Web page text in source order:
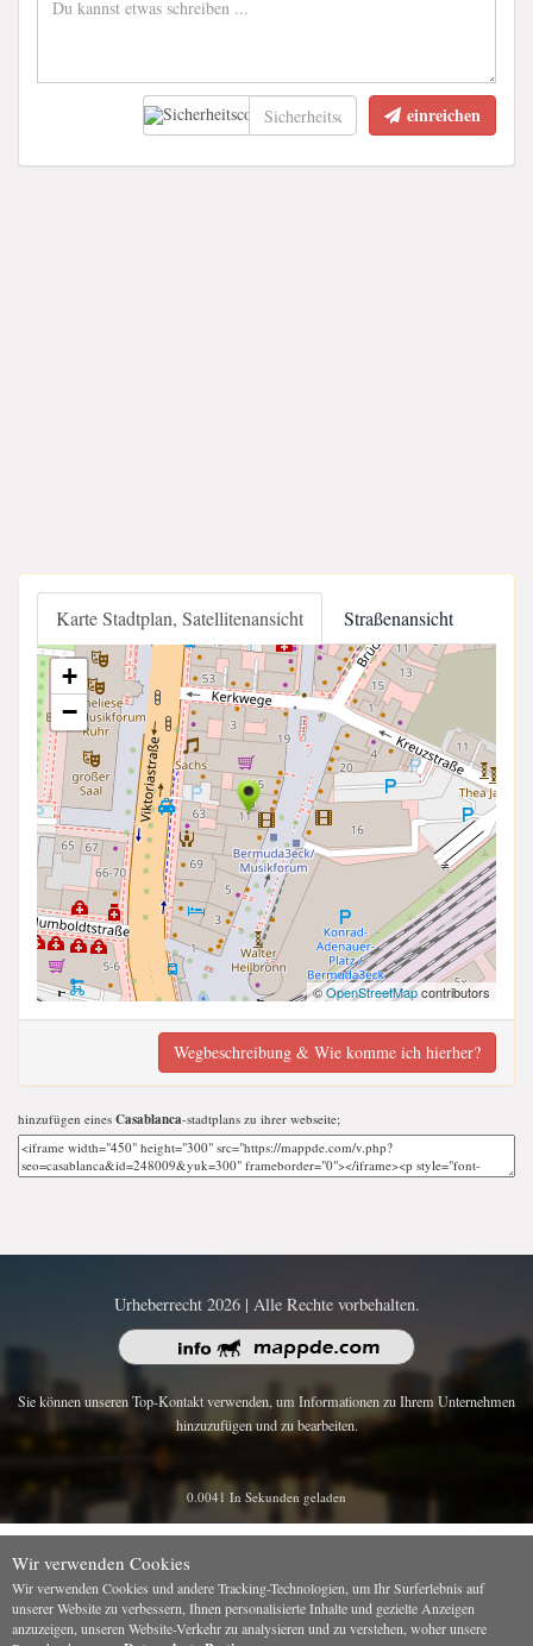
einreichen
Karte Stadtplan, Satellitenansicht Straßenansicht
+
−
©OpenStreetMapcontributors
Wegbeschreibung & Wie komme ich hierher?
hinzufügen eines Casablanca-stadtplans zu ihrer webseite;
Urheberrecht 2026 | Alle Rechte vorbehalten.
Sie können unseren Top-Kontakt verwenden, um Informationen zu Ihrem Unternehmen
hinzuzufügen und zu bearbeiten.
0.0041 In Sekunden geladen
Wir verwenden Cookies
Wir verwenden Cookies und andere Tracking-Technologien, um Ihr Surferlebnis auf
unserer Website zu verbessern, Ihnen personalisierte Inhalte und gezielte Anzeigen
anzuzeigen, unseren Website-Verkehr zu analysieren und zu verstehen, woher unsere